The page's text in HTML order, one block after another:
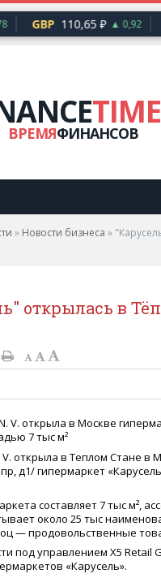
GBP 110,65 ₽ ▲ 0,92
ВРЕМЯФИНАНСОВ
» Новости бизнеса »
открылась в
V. открыла в Москве
7 тыс м²
V. открыла в Теплом Стане в
д1/ гипермаркет «
составляет 7 тыс м²,
около 25 тыс
— продовольственные
под управлением X5 Retail
«Карусель».